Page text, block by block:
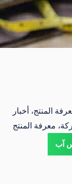
المنتج، أخبار
معرفة المنتج
آب